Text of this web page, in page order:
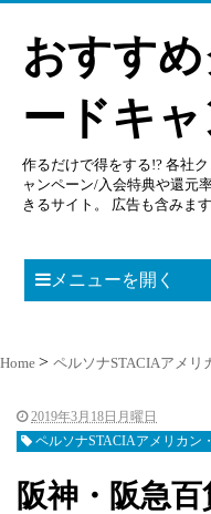
おすす
ードキ
作るだけで得をする!? 各社
ャンペーン/入会特典や還元
きるサイト。 広告も含みます
メニューを開く
Home ペルソナSTACIAアメリ
2019年3月18日月曜日
ペルソナSTACIAアメリカン
阪神・阪急百